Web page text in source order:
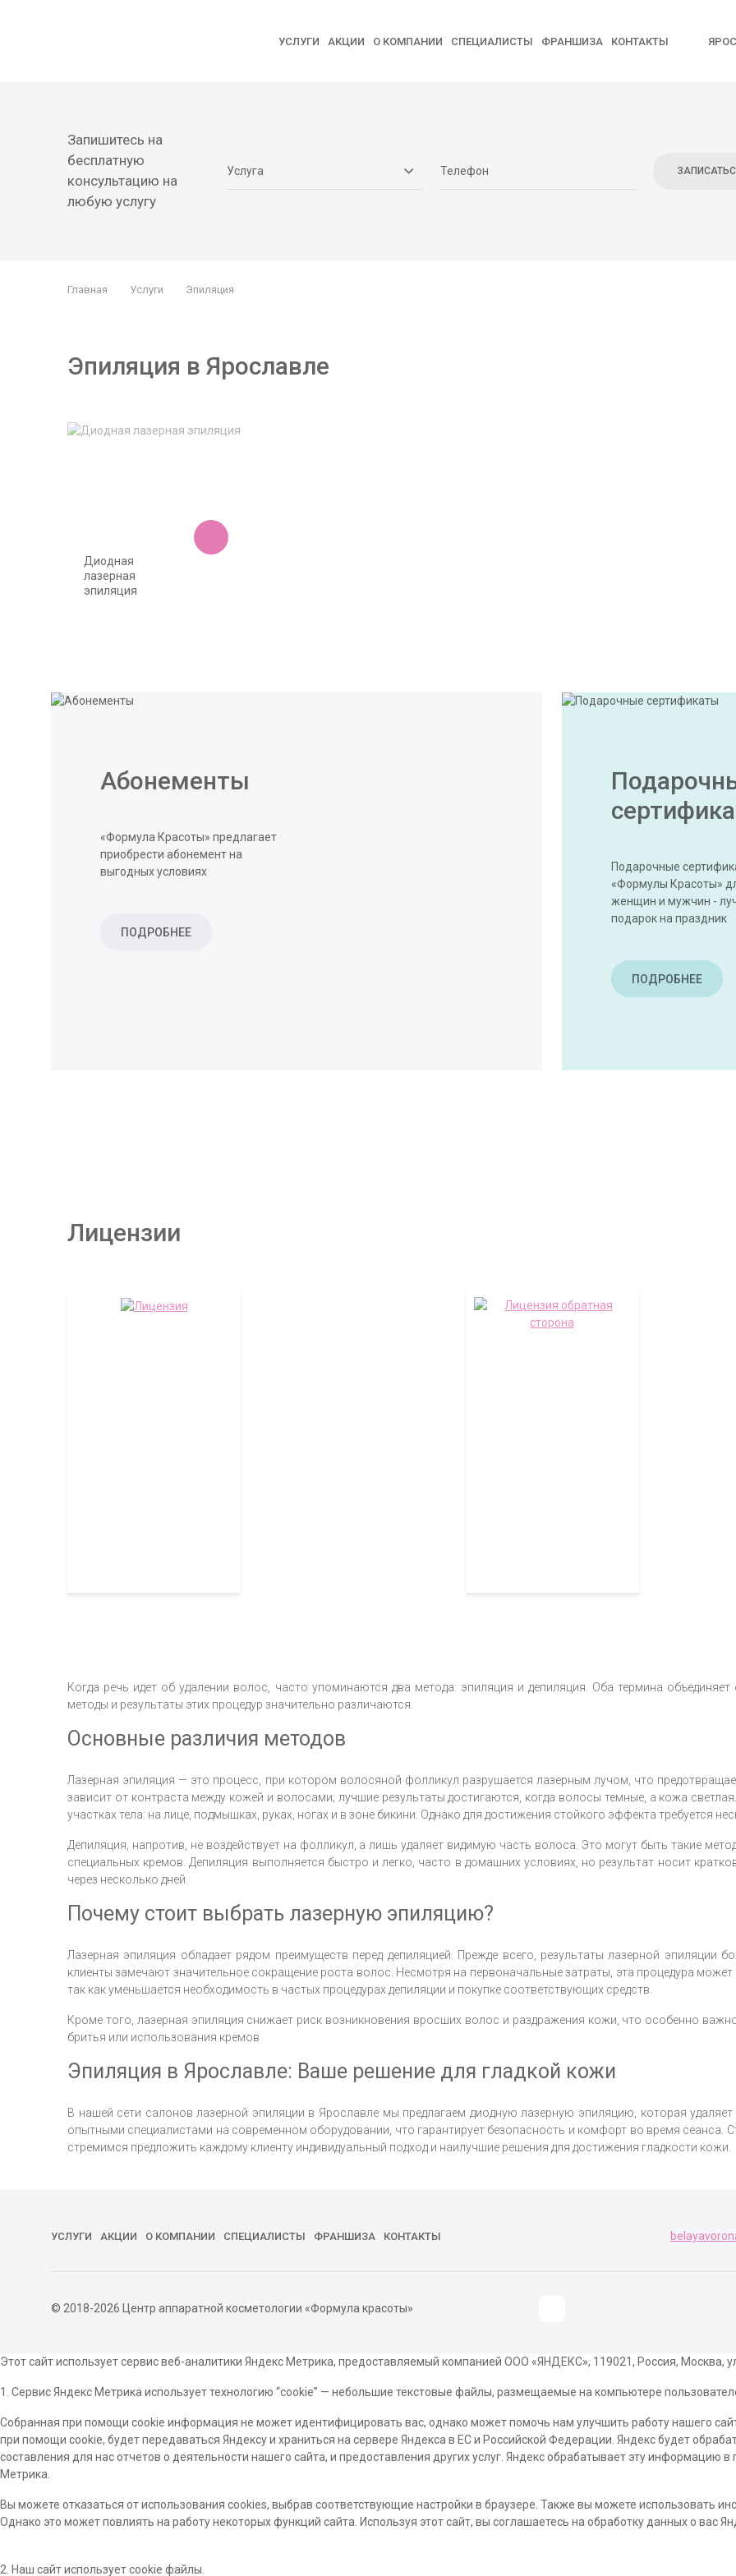
УСЛУГИ АКЦИИ О КОМПАНИИ СПЕЦИАЛИСТЫ ФРАНШИЗА КОНТАКТЫ
Запишитесь на
бесплатную
консультацию на
любую услугу
Главная Услуги Эпиляция
Эпиляция в Ярославле
Диодная
лазерная
эпиляция
Абонементы
«Формула Красоты» предлагает
приобрести абонемент на
выгодных условиях
ПОДРОБНЕЕ
ПОДРОБНЕЕ
Подарочные
«Формулы Красоты»
женщин и мужчин -
подарок на праздник
ПОДРОБНЕЕ
ПОДРОБНЕЕ
Лицензии
Когда речь идет об удалении волос, часто упоминаются два метода: эпиляция и депиляция. Оба термина
методы и результаты этих процедур значительно различаются.
Основные различия методов
Лазерная эпиляция — это процесс, при котором волосяной фолликул разрушается лазерным лучом, что
зависит от контраста между кожей и волосами; лучшие результаты достигаются, когда волосы темные, а кожа
участках тела: на лице, подмышках, руках, ногах и в зоне бикини. Однако для достижения стойкого эффекта требуется
Депиляция, напротив, не воздействует на фолликул, а лишь удаляет видимую часть волоса. Это могут быть такие
специальных кремов. Депиляция выполняется быстро и легко, часто в домашних условиях, но результат носит
через несколько дней.
Почему стоит выбрать лазерную эпиляцию?
Лазерная эпиляция обладает рядом преимуществ перед депиляцией. Прежде всего, результаты лазерной эпиляции
клиенты замечают значительное сокращение роста волос. Несмотря на первоначальные затраты, эта процедура
так как уменьшается необходимость в частых процедурах депиляции и покупке соответствующих средств.
Кроме того, лазерная эпиляция снижает риск возникновения вросших волос и раздражения кожи, что особенно
бритья или использования кремов
Эпиляция в Ярославле: Ваше решение для гладкой кожи
В нашей сети салонов лазерной эпиляции в Ярославле мы предлагаем диодную лазерную эпиляцию, которая
опытными специалистами на современном оборудовании, что гарантирует безопасность и комфорт во время сеанса.
стремимся предложить каждому клиенту индивидуальный подход и наилучшие решения для достижения гладкости кожи.
УСЛУГИ АКЦИИ О КОМПАНИИ СПЕЦИАЛИСТЫ ФРАНШИЗА КОНТАКТЫ
© 2018-2026 Центр аппаратной косметологии «Формула красоты»
Этот сайт использует сервис веб-аналитики Яндекс Метрика, предоставляемый компанией ООО «ЯНДЕКС», 119021, Россия, Москва,
1. Сервис Яндекс Метрика использует технологию “cookie” — небольшие текстовые файлы, размещаемые на компьютере
Собранная при помощи cookie информация не может идентифицировать вас, однако может помочь нам улучшить работу нашего
при помощи cookie, будет передаваться Яндексу и храниться на сервере Яндекса в ЕС и Российской Федерации. Яндекс будет
составления для нас отчетов о деятельности нашего сайта, и предоставления других услуг. Яндекс обрабатывает эту информацию
Метрика.
Вы можете отказаться от использования cookies, выбрав соответствующие настройки в браузере. Также вы можете
Однако это может повлиять на работу некоторых функций сайта. Используя этот сайт, вы соглашаетесь на обработку данных о вас
2. Наш сайт использует cookie файлы.